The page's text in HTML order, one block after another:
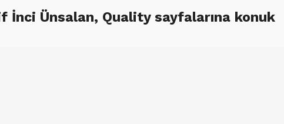
Ünsalan, Quality sayfalarına konuk